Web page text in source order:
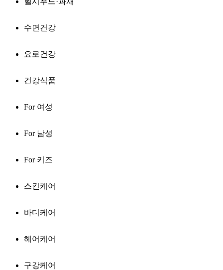
수면건강
요로건강
건강식품
For 여성
For 남성
For 키즈
스킨케어
바디케어
헤어케어
구강케어